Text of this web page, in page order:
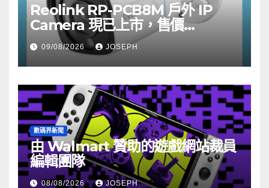
Reolink RP-PCB8M 戶外 IP
Camera 現已上市，售價
HK$722
09/08/2026 JOSEPH
數碼界新聞
由 Walmart 贊助的遊戲網站裁員
編輯團隊
08/08/2026 JOSEPH